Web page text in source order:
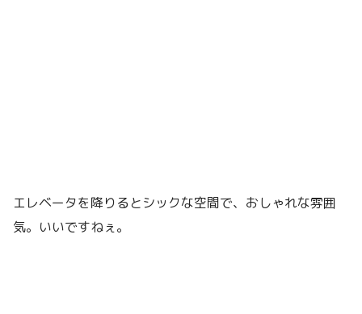
エレベータを降りるとシックな空間で、おしゃれな雰囲
気。いいですねぇ。